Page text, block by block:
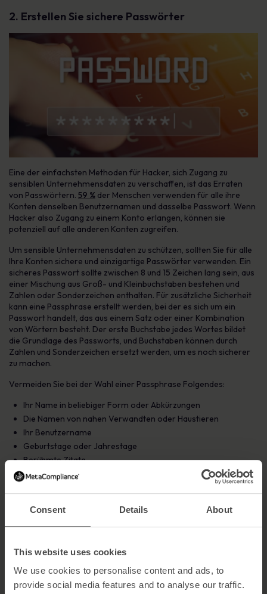
Consent Details About
This website uses cookies
We use cookies to personalise content and ads, to
provide social media features and to analyse our traffic.
2. Erstellen Sie sichere Passwörter
Eine der einfachsten Methoden für Hacker, sich Zugang zu
sensiblen Unternehmensdaten zu verschaffen, ist das Erraten
von Passwörtern. 59 % der Menschen verwenden für alle ihre
Konten denselben Benutzernamen und dasselbe Passwort. Wenn
Hacker also Zugang zu einem Konto erlangen, können sie
potenziell auf alle anderen Konten zugreifen.
Um sensible Unternehmensdaten zu schützen, sollten Sie für alle
Ihre Konten sichere und einzigartige Passwörter verwenden. Ein
sicheres Passwort sollte zwischen 8 und 15 Zeichen lang sein, aus
einer Mischung aus Groß- und Kleinbuchstaben bestehen und
Zahlen oder Sonderzeichen enthalten. Für zusätzliche Sicherheit
kann eine Passphrase erstellt werden, bei der es sich um ein
Passwort handelt, das aus einem Satz oder einer Kombination
von Wörtern besteht. Der erste Buchstabe jedes Wortes bildet
die Grundlage des Passworts, und Buchstaben können durch
Zahlen und Sonderzeichen ersetzt werden, um es noch sicherer
zu machen.
Vermeiden Sie bei der Wahl einer Passphrase Folgendes:
Ihr Name in beliebiger Form oder Abkürzungen
Die Namen von nahen Verwandten oder Haustieren
Ihr Benutzername
Geburtstage oder Jahrestage
Berühmte Zitate
3. Aktivieren Sie die Multi-Faktor-
Authentifizierung